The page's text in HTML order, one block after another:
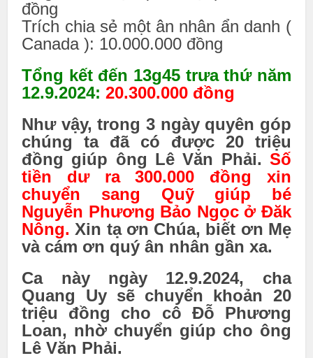
đồng
Trích chia sẻ một ân nhân ẩn danh (
Canada ): 10.000.000 đồng
Tổng kết đến 13g45 trưa thứ năm
12.9.2024:20.300.000 đồng
Như vậy, trong 3 ngày quyên góp
chúng ta đã có được 20 triệu
đồng giúp ông Lê Văn Phải. Số
tiền dư ra 300.000 đồng xin
chuyển sang Quỹ giúp bé
Nguyễn Phương Bảo Ngọc ở Đăk
Nông. Xin tạ ơn Chúa, biết ơn Mẹ
và cám ơn qu‎ý ân nhân gần xa.
Ca này ngày 12.9.2024, cha
Quang Uy sẽ chuyển khoản 20
triệu đồng cho cô Đỗ Phương
Loan, nhờ chuyển giúp cho ông
Lê Văn Phải.